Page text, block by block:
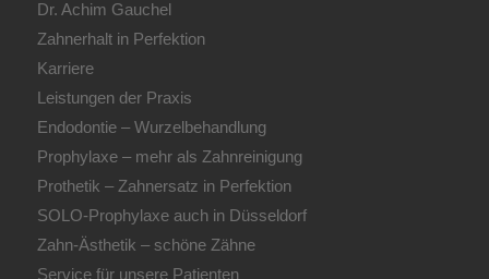
Dr. Achim Gauchel
Zahnerhalt in Perfektion
Karriere
Leistungen der Praxis
Endodontie – Wurzelbehandlung
Prophylaxe – mehr als Zahnreinigung
Prothetik – Zahnersatz in Perfektion
SOLO-Prophylaxe auch in Düsseldorf
Zahn-Ästhetik – schöne Zähne
Service für unsere Patienten